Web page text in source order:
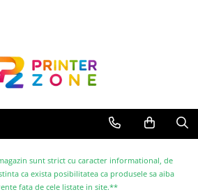
sunt strict cu caracter informational, de
ca exista posibilitatea ca produsele sa aiba
fata de cele listate in site.**